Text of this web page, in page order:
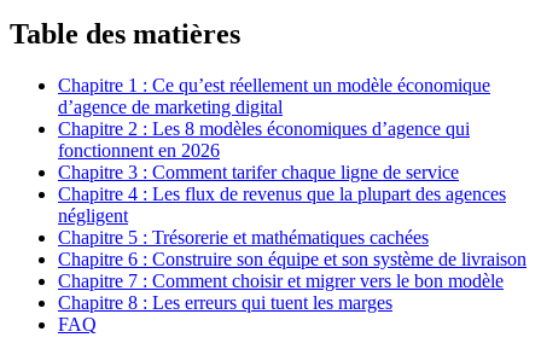
Table des matières
Chapitre 1 : Ce qu’est réellement un modèle économique
d’agence de marketing digital
Chapitre 2 : Les 8 modèles économiques d’agence qui
fonctionnent en 2026
Chapitre 3 : Comment tarifer chaque ligne de service
Chapitre 4 : Les flux de revenus que la plupart des agences
négligent
Chapitre 5 : Trésorerie et mathématiques cachées
Chapitre 6 : Construire son équipe et son système de livraison
Chapitre 7 : Comment choisir et migrer vers le bon modèle
Chapitre 8 : Les erreurs qui tuent les marges
FAQ